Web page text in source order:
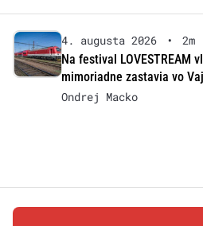
4. augusta 2026 •
2m
Na festival LOVESTREAM
mimoriadne zastavia vo
Ondrej Macko